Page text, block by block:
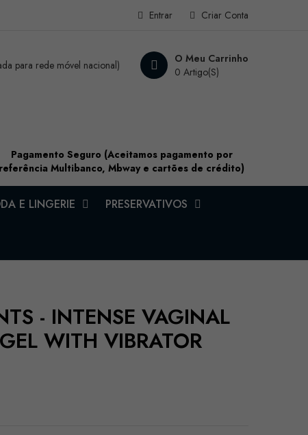
Criar Conta
Entrar
O Meu Carrinho
0 Artigo(s)
para rede móvel nacional)
Pagamento Seguro (Aceitamos pagamento por
referência Multibanco, Mbway e cartões de crédito)
E LINGERIE PRESERVATIVOS
- INTENSE VAGINAL
WITH VIBRATOR